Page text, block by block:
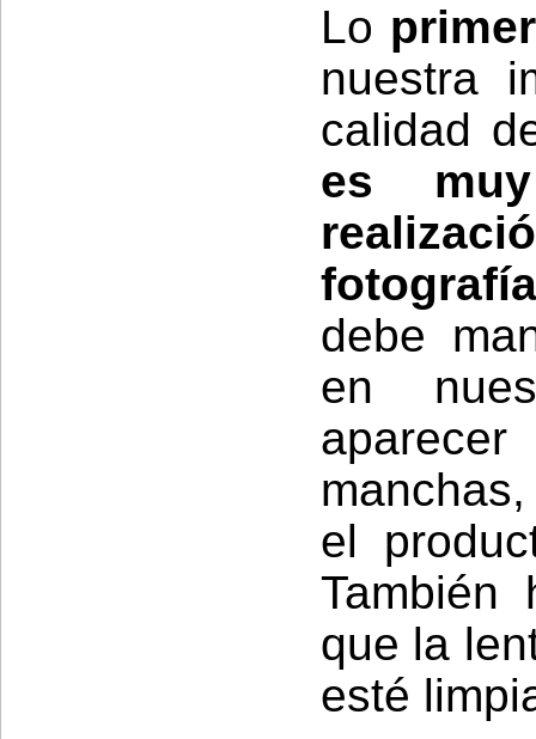
Lo
nuestra
calidad
es
fotografía
debe
en
el
También
que la
esté